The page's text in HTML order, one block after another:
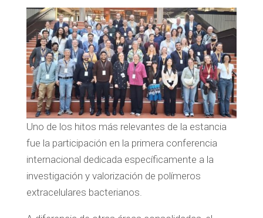
Uno de los hitos más relevantes de la estancia
fue la participación en la primera conferencia
internacional dedicada específicamente a la
investigación y valorización de polímeros
extracelulares bacterianos.